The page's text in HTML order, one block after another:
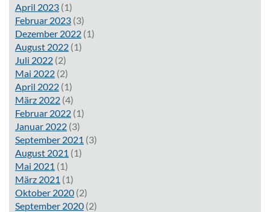
April 2023 (1)
Februar 2023 (3)
Dezember 2022 (1)
August 2022 (1)
Juli 2022 (2)
Mai 2022 (2)
April 2022 (1)
März 2022 (4)
Februar 2022 (1)
Januar 2022 (3)
September 2021 (3)
August 2021 (1)
Mai 2021 (1)
März 2021 (1)
Oktober 2020 (2)
September 2020 (2)